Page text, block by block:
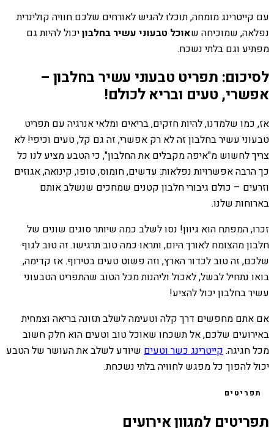
עם קייטרינג מומחה, תוכלו להגיש לאורחים שלכם חוויה קולינרית
נפלאה, שמוכיחה שאוכל טבעוני עשיר בחלבוןיכול להיות גם
מפתיע וגם בלתי נשכח.
לסיכום: תפריט טבעוני עשיר בחלבון –
אפשרי, טעים ובריא לכולם!
אז, כמו שלמדנו, להיות חזקים, בריאים ומלאי אנרגיה עם תפריט
טבעוני עשיר בחלבון זה לא רק אפשרי, זה גם קל, טעים וכיפי! לא
צריך לחשוש מ"איפה מקבלים את החלבון", כי הטבע מציע לנו כל
כך הרבה אפשרויות נפלאות: עדשים, חומוס, טופו, קינואה, אגוזים
וזרעים – כולם גיבורי חלבון קטנים שמחכים שנשלב אותם
בארוחות שלנו.
זכרו, המפתח הוא גיוון! נסו לשלב כמה שיותר סוגים שונים של
חלבון מהצומח לאורך היום, ותראו כמה טוב תרגישו. זה טוב לגוף
שלכם, זה טוב לכדור הארץ, וזה פשוט טעים בטירוף. אז קדימה,
בואו נתחיל לבשל, לאכול וליהנות מכל הטוב שהתפריט הטבעוני
עשיר בחלבון יכול להציע!
אם אתם מחפשים דרך קלה וטעימה לשלב תזונה בריאה וצמחית
באירועים שלכם, אל תשכחו שאוכל טוב וטעים הוא חלק חשוב
מכל חגיגה.קייטרינג כשר וטעים שיודע לשלב את העושר של הטבע
יכול להפוך כל מפגש לחוויה בלתי נשכחת.
תפריטים
תפריטים למגוון אירועים